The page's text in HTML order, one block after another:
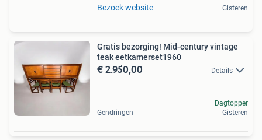
Bezoek website Gisteren
Gratis bezorging! Mid-century vintage
teak eetkamerset1960
€ 2.950,00 Details
Gendringen
Dagtopper
Gisteren